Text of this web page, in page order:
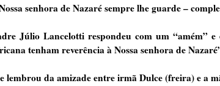
senhora de Nazaré sempre lhe guarde –
Júlio Lancelotti respondeu com um “amém”
tenham reverência à Nossa senhora de
lembrou da amizade entre irmã Dulce (freira) e a